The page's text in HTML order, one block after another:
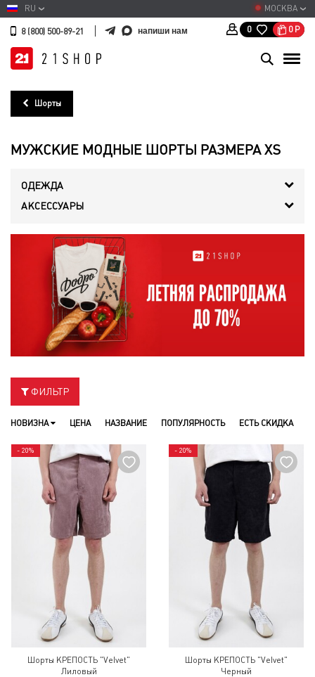
МОСКВА
RU
8 (800) 500-89-21 напиши нам 0 0 Р
Шорты
МУЖСКИЕ МОДНЫЕ ШОРТЫ РАЗМЕРА XS
ОДЕЖДА
АКСЕССУАРЫ
ФИЛЬТР
НОВИЗНА ЦЕНА НАЗВАНИЕ ПОПУЛЯРНОСТЬ ЕСТЬ СКИДКА
- 20%
Шорты КРЕПОСТЬ "Velvet"
Лиловый
- 20%
Шорты КРЕПОСТЬ "Velvet"
Черный